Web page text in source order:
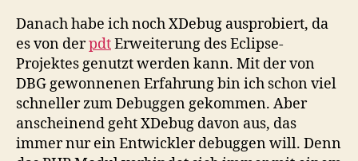
Danach habe ich noch XDebug ausprobiert, da
es von derpdtErweiterung des Eclipse-
Projektes genutzt werden kann. Mit der von
DBG gewonnenen Erfahrung bin ich schon viel
schneller zum Debuggen gekommen. Aber
anscheinend geht XDebug davon aus, das
immer nur ein Entwickler debuggen will. Denn